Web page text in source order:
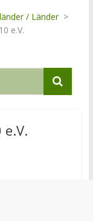
/ Länder >
e.V.